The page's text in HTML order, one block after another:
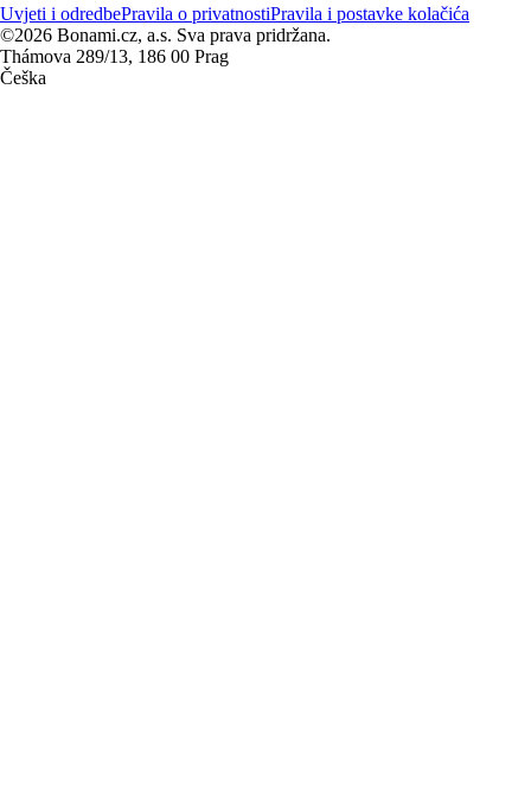
Uvjeti i odredbePravila o privatnostiPravila i postavke kolačića
©2026 Bonami.cz, a.s. Sva prava pridržana.
Thámova 289/13, 186 00 Prag
Češka